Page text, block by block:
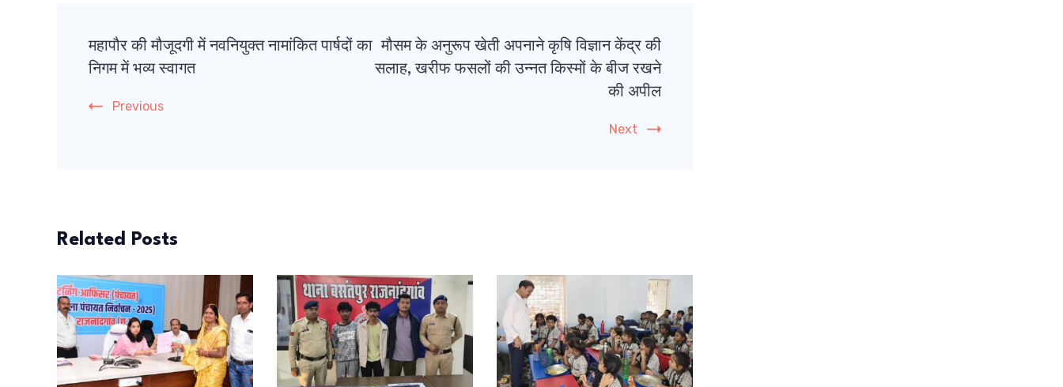
Navigation
महापौर की मौजूदगी में नवनियुक्त नामांकित पार्षदों का
निगम में भव्य स्वागत
Previous
मौसम के अनुरूप खेती अपनाने कृषि विज्ञान केंद्र की
सलाह, खरीफ फसलों की उन्नत किस्मों के बीज रखने
की अपील
Next
Related Posts